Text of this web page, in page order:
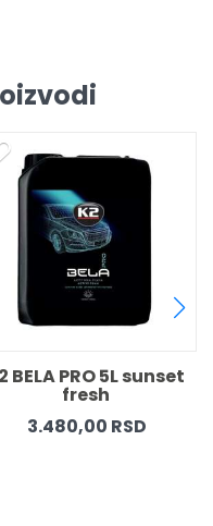
K2 BELA PRO 5L
blueberry
3.480,00 RSD